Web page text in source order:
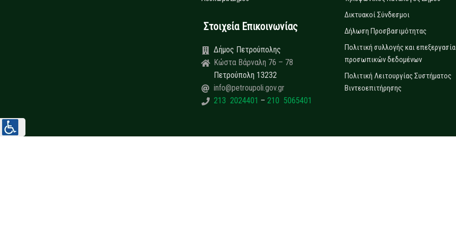
Στοιχεία Επικοινωνίας
Δήμος Πετρούπολης
Κώστα Βάρναλη 76 – 78
Πετρούπολη 13232
info@petroupoli.gov.gr
213 2024401 – 210 5065401
Δικτυακοί Σύνδεσμοι
Δήλωση Προσβασιμότητας
Πολιτική συλλογής και
προσωπικών δεδομένων
Πολιτική Λειτουργίας Συστήματος
Βιντεοεπιτήρησης